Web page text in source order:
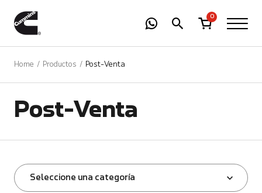
0
Home Productos Post-Venta
Post-Venta
Seleccione una categoría